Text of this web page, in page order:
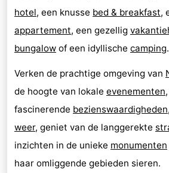
hotel, een knusse bed & breakfast,
appartement, een gezellig
bungalow of een idyllische camping.
Verken de prachtige omgeving van
de hoogte van lokale evenementen
fascinerende bezienswaardigheden
weer, geniet van de langgerekte
inzichten in de unieke monumenten
haar omliggende gebieden sieren.